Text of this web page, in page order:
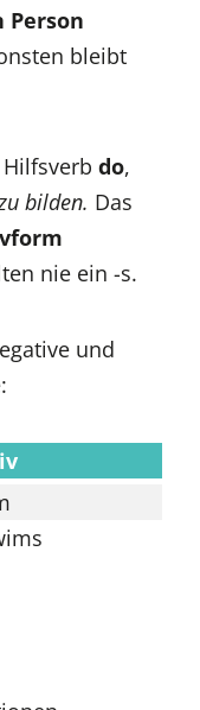
bleibt
do,
bilden. Das
nie ein -s.
und